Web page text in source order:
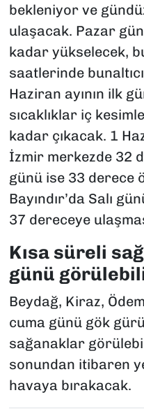
bekleniyor ve
ulaşacak. Pazar
kadar yükselecek,
saatlerinde
Haziran ayının ilk
sıcaklıklar iç
kadar çıkacak. 1
İzmir merkezde 32
günü ise 33 derece
Bayındır’da Salı
37 dereceye
Kısa süreli
günü
Beydağ, Kiraz,
cuma günü gök
sağanaklar
sonundan itibaren
havaya bırakacak.